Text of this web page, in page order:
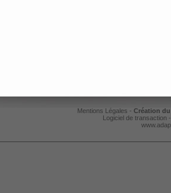
Mentions Légales - Création
Logiciel de transaction -